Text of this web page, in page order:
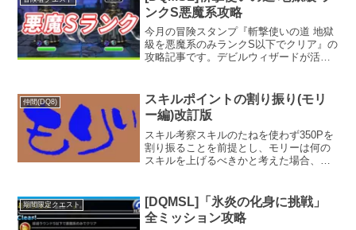
ら、多少は参考になるかもしれません。
ンクS悪魔系攻略
今月の冒険スタンプ『斬撃使いの道 地獄
級を悪魔系のみランクS以下でクリア』の
攻略記事です。デビルウィザードが活躍
ました。あの意外なモンスターとはいっ
たい？
仲間(DQ8)
スキルポイントの割り振り(モリ
ー編)改訂版
スキル考察スキルのたねを使わず350Pを
割り振ることを前提とし、モリーは何の
スキルを上げるべきかと考えた場合、以
を活かしたい 最強武器用スキル 最強スキ
ル1は「ねっ...
期間限定クエスト
[DQMSL]「氷炎の化身に挑戦」
全ミッション攻略